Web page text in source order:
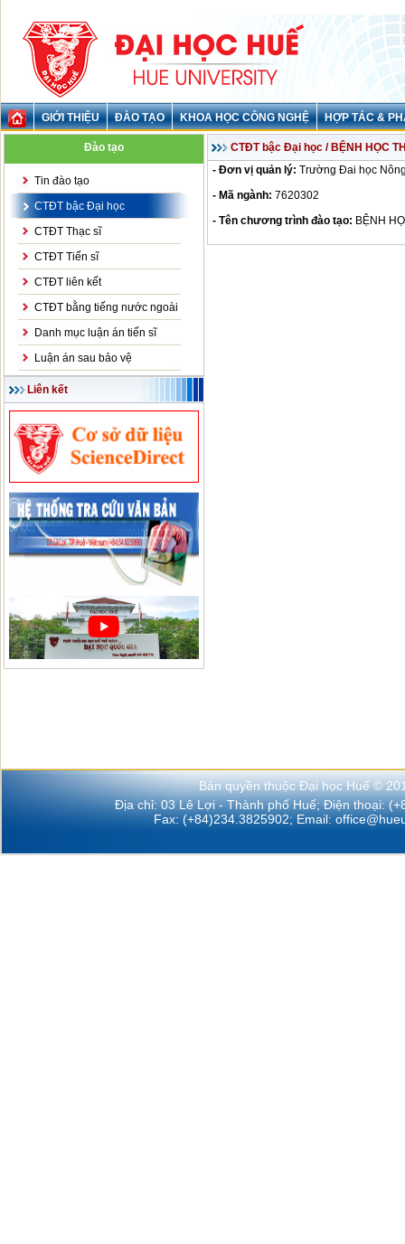
GIỚI THIỆU ĐÀO TẠO KHOA HỌC CÔNG NGHỆ HỢP TÁC &
Đào tạo
Tin đào tạo
CTĐT bậc Đại học
CTĐT Thạc sĩ
CTĐT Tiến sĩ
CTĐT liên kết
CTĐT bằng tiếng nước ngoài
Danh mục luận án tiến sĩ
Luận án sau bảo vệ
Liên kết
CTĐT bậc Đại học / BỆNH HỌC
- Đơn vị quản lý: Trường Đai học
- Mã ngành: 7620302
- Tên chương trình đào tạo: BỆNH
Bản quyền thuộc Đại học Huế ©
Địa chỉ: 03 Lê Lợi - Thành phố Huế; Điện thoại:
Fax: (+84)234.3825902; Email: